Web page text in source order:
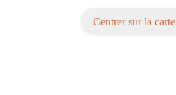
Centrer sur la carte